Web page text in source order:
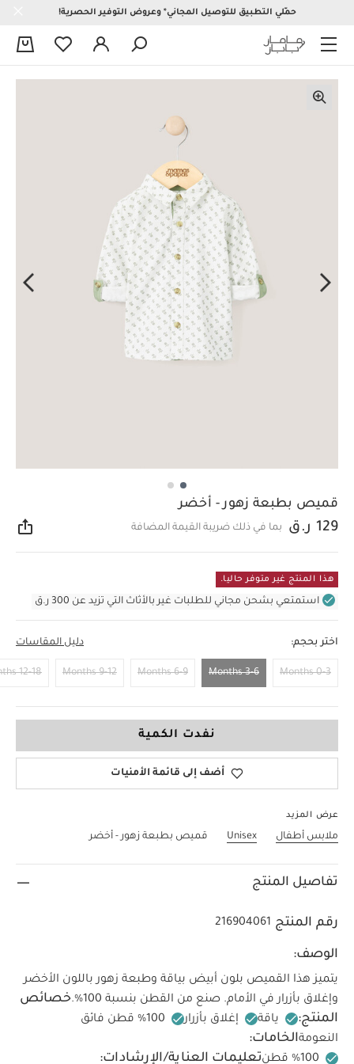
حمّلي التطبيق للتوصيل المجاني* وعروض التوفير الحصرية!
قميص بطبعة زهور - أخضر
129 ر.ق بما في ذلك ضريبة القيمة المضافة
هذا المنتج غير متوفر حاليا.
استمتعي بشحن مجاني للطلبات غير بالأثاث التي تزيد عن 300 ر.ق
اختر بحجم: دليل المقاسات
0-3 Months
3-6 Months
6-9 Months
9-12 Months
12-18 Months
نفدت الكمية
أضف إلى قائمة الأمنيات
عرض المزيد
ملابس أطفال Unisex قميص بطبعة زهور - أخضر
تفاصيل المنتج
رقم المنتج 216904061
الوصف:
يتميز هذا القميص بلون أبيض بياقة وطبعة زهور باللون الأخضر
وإغلاق بأزرار في الأمام. صنع من القطن بنسبة 100‏%‏.
خصائص
المنتج:
ياقة إغلاق بأزرار
‏100‏‏%‏ قطن فائق
النعومةالخامات:
تعليمات العناية/الإرشادات: